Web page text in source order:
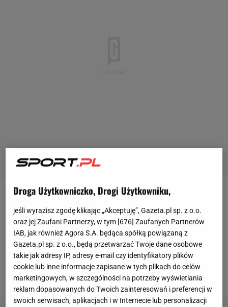
cyklu Raw Air w Lillehammer i pozostał liderem
całego turnieju. Kiepsko spisali się Polacy, a
najlepszy z nich był Kamil Stoch, który zakończył
zawody na 15. miejscu. Z koleiDawid Kubacki
19.i spadł na ósmą pozycję norweskiego cyklu.
Droga Użytkowniczko, Drogi Użytkowniku,
jeśli wyrazisz zgodę klikając „Akceptuję”, Gazeta.pl sp. z o.o.
oraz jej Zaufani Partnerzy, w tym [676] Zaufanych Partnerów
IAB, jak również Agora S.A. będąca spółką powiązaną z
Gazeta.pl sp. z o.o., będą przetwarzać Twoje dane osobowe
takie jak adresy IP, adresy e-mail czy identyfikatory plików
cookie lub inne informacje zapisane w tych plikach do celów
marketingowych, w szczególności na potrzeby wyświetlania
reklam dopasowanych do Twoich zainteresowań i preferencji w
swoich serwisach, aplikacjach i w Internecie lub personalizacji